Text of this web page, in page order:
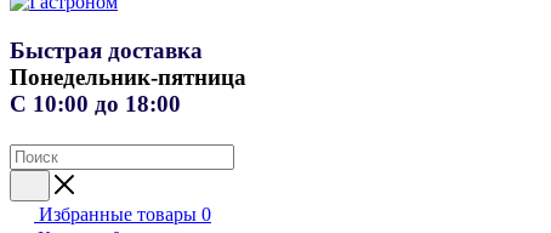
Быстрая доставка
Понедельник-пятница
С 10:00 до 18:00
Избранные товары 0